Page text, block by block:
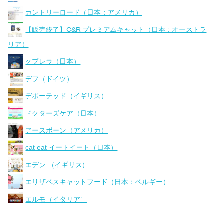
カントリーロード（日本：アメリカ）
【販売終了】C&R プレミアムキャット（日本：オーストラ
リア）
クプレラ（日本）
デフ（ドイツ）
デボーテッド（イギリス）
ドクターズケア（日本）
アースボーン（アメリカ）
eat eat イートイート（日本）
エデン （イギリス）
エリザベスキャットフード（日本：ベルギー）
エルモ（イタリア）